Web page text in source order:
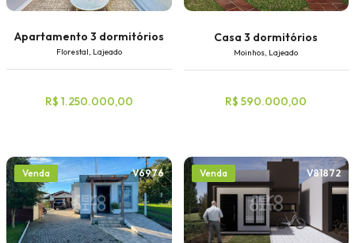
Apartamento 3 dormitórios
Florestal, Lajeado
R$ 1.250.000,00
Casa 3 dormitórios
Moinhos, Lajeado
R$ 590.000,00
Venda V6976 Venda V81872